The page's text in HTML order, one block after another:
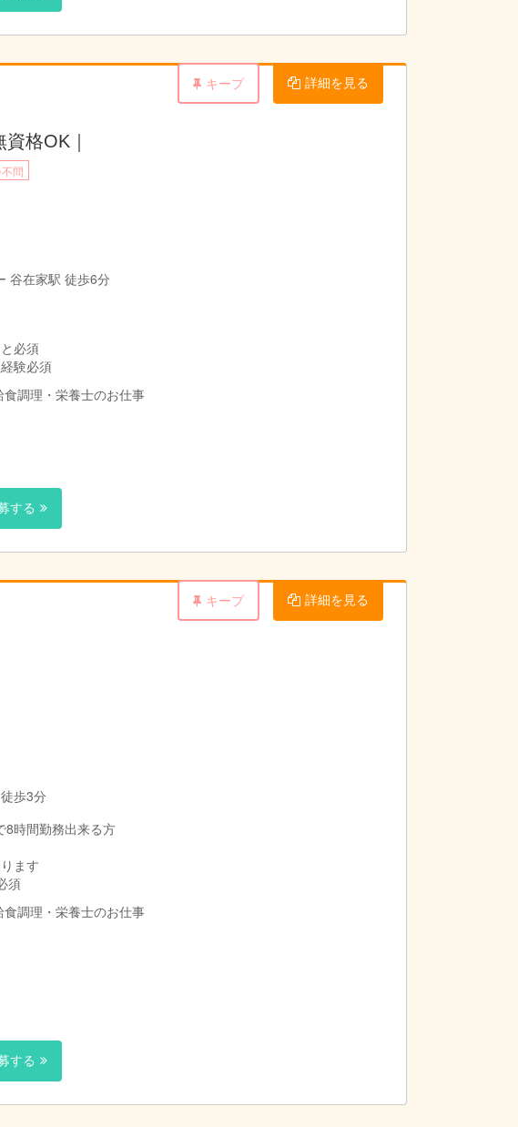
キープ 詳細を見る
格OK｜
問
谷在家駅 徒歩6分
必須
験必須
調理・栄養士のお仕事
する
キープ 詳細を見る
歩3分
8時間勤務出来る方
ます
須
調理・栄養士のお仕事
する